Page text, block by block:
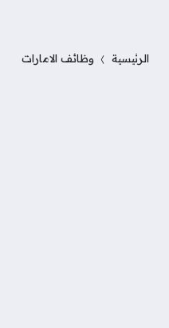
الرئيسية وظائف الامارات